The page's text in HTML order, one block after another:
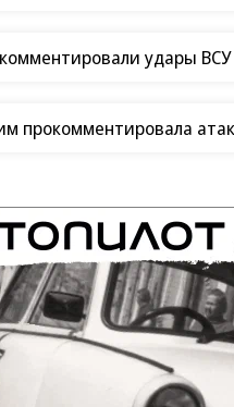
удары
прокомментировала